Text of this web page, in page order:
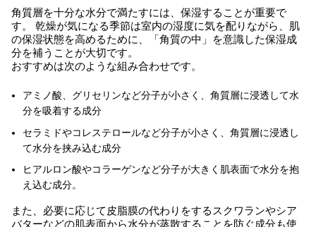
角質層を十分な水分で満たすには、保湿することが重要で
す。 乾燥が気になる季節は室内の湿度に気を配りながら、肌
の保湿状態を高めるために、「角質の中」を意識した保湿成
分を補うことが大切です。
おすすめは次のような組み合わせです。
アミノ酸、グリセリンなど分子が小さく、角質層に浸透して水
分を吸着する成分
セラミドやコレステロールなど分子が小さく、角質層に浸透し
て水分を挟み込む成分
ヒアルロン酸やコラーゲンなど分子が大きく肌表面で水分を抱
え込む成分。
また、必要に応じて皮脂膜の代わりをするスクワランやシア
バターなどの肌表面から水分が蒸散することを防ぐ成分も使